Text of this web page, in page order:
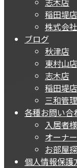
稲田堤店
株式会
ブログ
秋津店
東村山店
志木店
稲田堤店
三和管理
各種お問い合
入居者
オーナ
お部屋
個人情報保護